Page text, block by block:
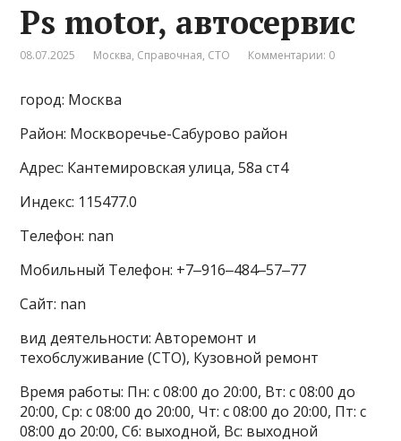
Ps motor, автосервис
08.07.2025 Москва, Справочная, СТО Комментарии: 0
город: Москва
Район: Москворечье-Сабурово район
Адрес: Кантемировская улица, 58а ст4
Индекс: 115477.0
Телефон: nan
Мобильный Телефон: +7‒916‒484‒57‒77
Сайт: nan
вид деятельности: Авторемонт и
техобслуживание (СТО), Кузовной ремонт
Время работы: Пн: с 08:00 до 20:00, Вт: с 08:00 до
20:00, Ср: с 08:00 до 20:00, Чт: с 08:00 до 20:00, Пт: с
08:00 до 20:00, Сб: выходной, Вс: выходной